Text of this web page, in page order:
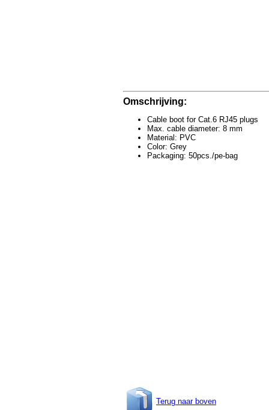
Omschrijving:
Cable boot for Cat.6 RJ45 plugs
Max. cable diameter: 8 mm
Material: PVC
Color: Grey
Packaging: 50pcs./pe-bag
Terug naar boven